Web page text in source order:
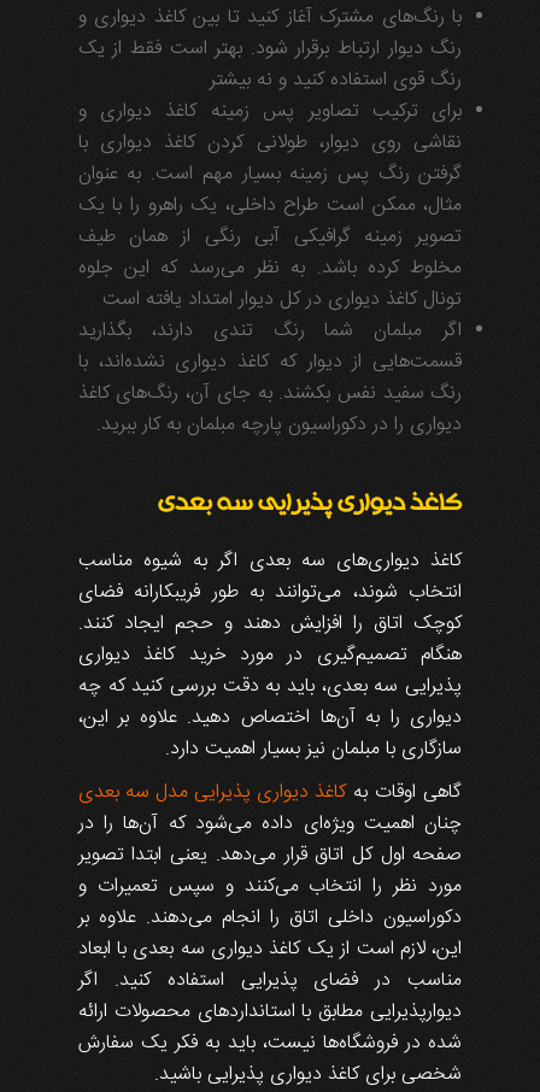
با رنگ‌های مشترک آغاز کنید تا بین کاغذ دیواری و
رنگ دیوار ارتباط برقرار شود. بهتر است فقط از یک
رنگ قوی استفاده کنید و نه بیشتر
برای ترکیب تصاویر پس زمینه کاغذ دیواری و
نقاشی روی دیوار، طولانی کردن کاغذ دیواری با
گرفتن رنگ پس زمینه بسیار مهم است. به عنوان
مثال، ممکن است طراح داخلی، یک راهرو را با یک
تصویر زمینه گرافیکی آبی رنگی از همان طیف
مخلوط کرده باشد. به نظر می‌رسد که این جلوه
تونال کاغذ دیواری در کل دیوار امتداد یافته است
اگر مبلمان شما رنگ تندی دارند، بگذارید
قسمت‌هایی از دیوار که کاغذ دیواری نشده‌اند، با
رنگ سفید نفس بکشند. به جای آن، رنگ‌های کاغذ
دیواری را در دکوراسیون پارچه مبلمان به کار ببرید.
کاغذ دیواری پذیرایی سه بعدی
کاغذ دیواری‌های سه بعدی اگر به شیوه مناسب
انتخاب شوند، می‌توانند به طور فریبکارانه فضای
کوچک اتاق را افزایش دهند و حجم ایجاد کنند.
هنگام تصمیم‌گیری در مورد خرید کاغذ دیواری
پذیرایی سه بعدی، باید به دقت بررسی کنید که چه
دیواری را به آن‌ها اختصاص دهید. علاوه بر این،
سازگاری با مبلمان نیز بسیار اهمیت دارد.
گاهی اوقات بهکاغذ دیواری‌ پذیرایی مدل سه بعدی
چنان اهمیت ویژه‌ای داده می‌شود که آن‌ها را در
صفحه اول کل اتاق قرار می‌دهد. یعنی ابتدا تصویر
مورد نظر را انتخاب می‌کنند و سپس تعمیرات و
دکوراسیون داخلی اتاق را انجام می‌دهند. علاوه بر
این، لازم است از یک کاغذ دیواری سه بعدی با ابعاد
مناسب در فضای پذیرایی استفاده کنید. اگر
دیوارپذیرایی مطابق با استانداردهای محصولات ارائه
شده در فروشگاه‌ها نیست، باید به فکر یک سفارش
شخصی برای کاغذ دیواری پذیرایی باشید.